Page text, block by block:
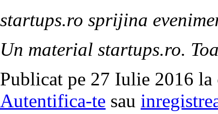
startups.ro sprijina
Un material startups.ro.
Publicat pe 27 Iulie 2016 la
Autentifica-te sau